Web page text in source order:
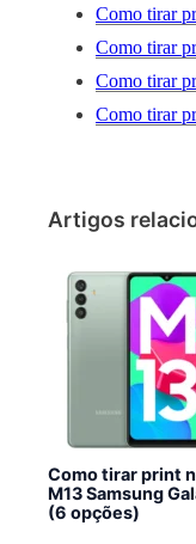
Como tirar
Como tirar
Como tirar
Como tirar
Artigos
Como tirar print
M13 Samsung
(6 opções)